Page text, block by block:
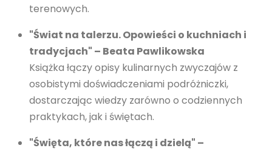
terenowych.
"Świat na talerzu. Opowieści o kuchniach i
tradycjach" – Beata Pawlikowska
Książka łączy opisy kulinarnych zwyczajów z
osobistymi doświadczeniami podróżniczki,
dostarczając wiedzy zarówno o codziennych
praktykach, jak i świętach.
"Święta, które nas łączą i dzielą" –